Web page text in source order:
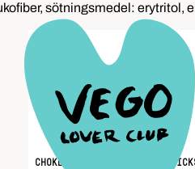
sötningsmedel:
CHOKLAD